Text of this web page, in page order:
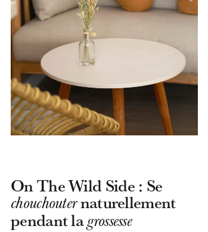
On The Wild Side : Se
chouchouternaturellement
pendant lagrossesse